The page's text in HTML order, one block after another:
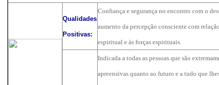
Qualidades
Positivas:
Confiança e segurança no encontro com o
aumento da percepção consciente com
espiritual e às forças espirituais.
Indicada a todas as pessoas que são
apreensivas quanto ao futuro e a tudo que